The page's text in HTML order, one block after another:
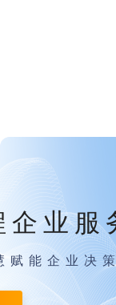
企业
赋能企业决